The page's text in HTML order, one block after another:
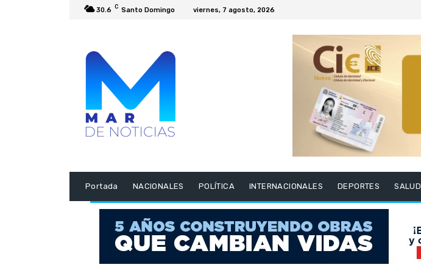
30.6 C Santo Domingo viernes, 7 agosto, 2026
Portada NACIONALES POLÍTICA INTERNACIONALES DEPORTES SALUD